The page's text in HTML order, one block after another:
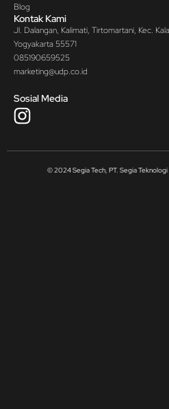
Blog
Kontak Kami
Jl. Dalangan, Kalimati, Tirtomartani, Kec.
Yogyakarta 55571
085190659525
marketing@udp.co.id
Sosial Media
© 2024 Segia Tech, PT. Segia Teknologi